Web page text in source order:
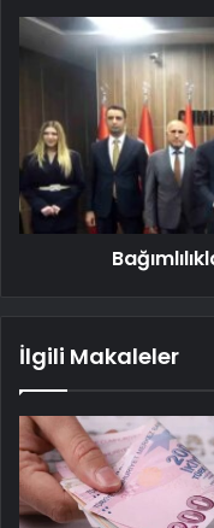
İlgili Makaleler